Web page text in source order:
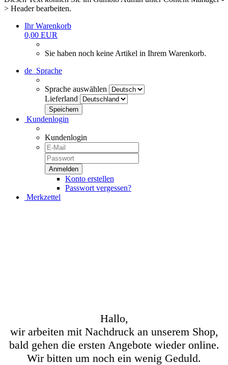
> Header bearbeiten.
Ihr Warenkorb
0,00 EUR
Sie haben noch keine Artikel in Ihrem Warenkorb.
de Sprache
Sprache auswählen
Lieferland
Kundenlogin
Kundenlogin
Konto erstellen
Passwort vergessen?
Merkzettel
Hallo,
wir arbeiten mit Nachdruck an unserem Shop,
bald gehen die ersten Angebote wieder online.
Wir bitten um noch ein wenig Geduld.